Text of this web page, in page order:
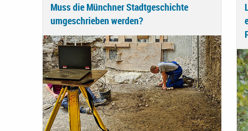
Muss die Münchner Stadtgeschichte
umgeschrieben werden?